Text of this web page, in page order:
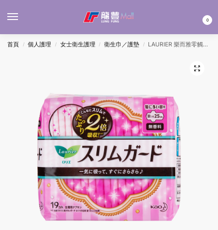
0
首頁 / 個人護理 / 女士衛生護理 / 衛生巾／護墊 / LAURIER 樂而雅零觸感衛生巾 日用 25CM 19’S